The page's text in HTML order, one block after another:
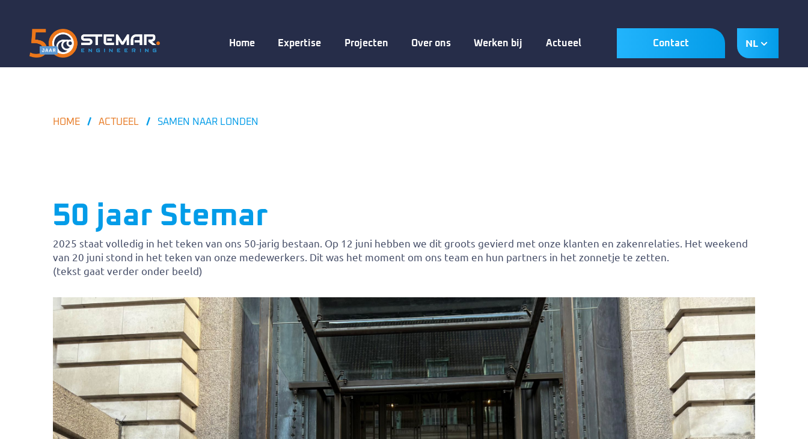
Home Expertise Projecten Over ons Werken bij Actueel Contact NL
HOME ACTUEEL SAMEN NAAR LONDEN
50 jaar Stemar
2025 staat volledig in het teken van ons 50-jarig bestaan. Op 12 juni hebben we dit groots gevierd met onze klanten en zakenrelaties. Het weekend
van 20 juni stond in het teken van onze medewerkers. Dit was het moment om ons team en hun partners in het zonnetje te zetten.
(tekst gaat verder onder beeld)